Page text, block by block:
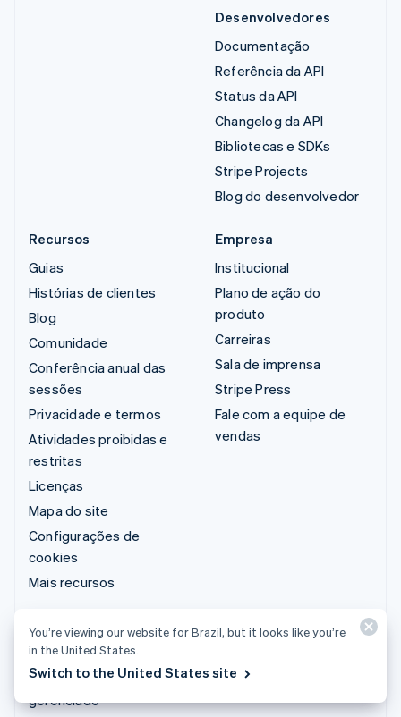
Desenvolvedores
Documentação
Referência da API
Status da API
Changelog da API
Bibliotecas e SDKs
Stripe Projects
Blog do desenvolvedor
Recursos
Guias
Histórias de clientes
Blog
Comunidade
Conferência anual das
sessões
Privacidade e termos
Atividades proibidas e
restritas
Licenças
Mapa do site
Configurações de
cookies
Mais recursos
Empresa
Institucional
Plano de ação do
produto
Carreiras
Sala de imprensa
Stripe Press
Fale com a equipe de
vendas
Suporte
Obter suporte
Planos de suporte
gerenciado
You’re viewing our website for Brazil, but it looks like you’re
in the United States.
Switch to the United States site